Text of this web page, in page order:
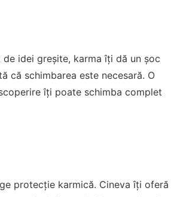
idei greșite, karma îți dă un șoc
că schimbarea este necesară. O
îți poate schimba complet
protecție karmică. Cineva îți oferă